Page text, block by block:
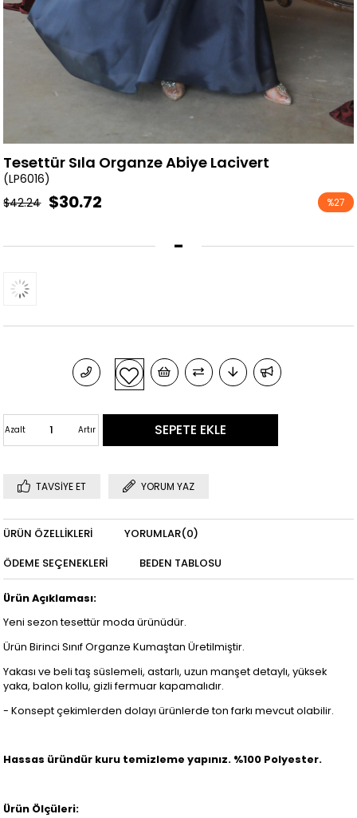
Tesettür Sıla Organze Abiye Lacivert
(LP6016)
%27
$42.24 $30.72
-
Artır
Azalt
TAVSIYE ET YORUM YAZ
ÜRÜN ÖZELLIKLERI YORUMLAR(0)
ÖDEME SEÇENEKLERI
BEDEN TABLOSU
Ürün Açıklaması:
Yeni sezon tesettür moda ürünüdür.
Ürün Birinci Sınıf Organze Kumaştan Üretilmiştir.
Yakası ve beli taş süslemeli, astarlı, uzun manşet detaylı, yüksek
yaka, balon kollu, gizli fermuar kapamalıdır.
- Konsept çekimlerden dolayı ürünlerde ton farkı mevcut olabilir.
Hassas üründür kuru temizleme yapınız. %100 Polyester.
Ürün Ölçüleri: